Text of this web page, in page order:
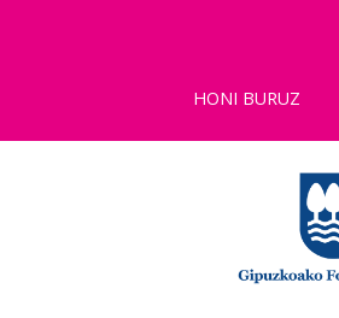
HONI BURUZ